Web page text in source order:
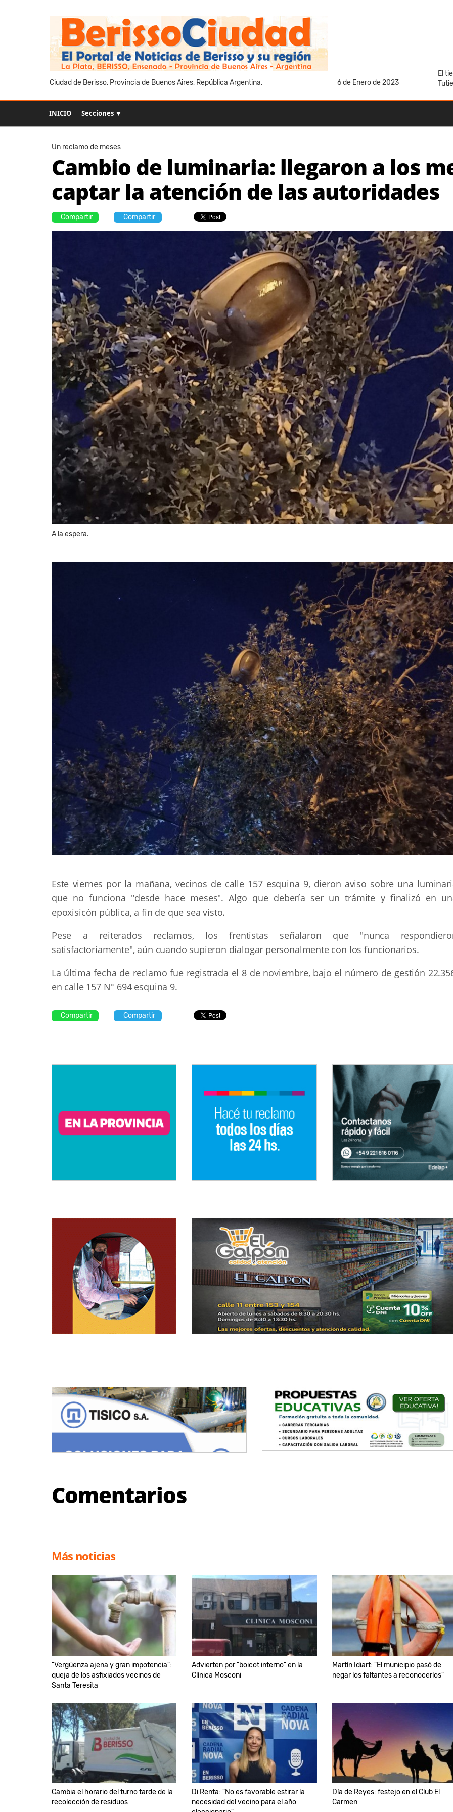
Ciudad de Berisso, Provincia de Buenos Aires, República Argentina. 6 de Enero de 2023
El
INICIO Secciones ▼
Un reclamo de meses
Cambio de luminaria: llegaron a los
captar la atención de las autoridades
Compartir Compartir
A la espera.
Este viernes por la mañana, vecinos de calle 157 esquina 9, dieron aviso sobre una
que no funciona "desde hace meses". Algo que debería ser un trámite y finalizó en
epoxisicón pública, a fin de que sea visto.
Pese a reiterados reclamos, los frentistas señalaron que "nunca
satisfactoriamente", aún cuando supieron dialogar personalmente con los funcionarios.
La última fecha de reclamo fue registrada el 8 de noviembre, bajo el número de gestión
en calle 157 N° 694 esquina 9.
Compartir Compartir
Comentarios
Más noticias
"Vergüenza ajena y gran impotencia":
queja de los asfixiados vecinos de
Santa Teresita
Advierten por "boicot interno" en la
Clínica Mosconi
Martín Idiart: "El municipio pasó de
negar los faltantes a reconocerlos"
Cambia el horario del turno tarde de la
recolección de residuos
Di Renta: "No es favorable estirar la
necesidad del vecino para el año
Día de Reyes: festejo en el Club El
Carmen